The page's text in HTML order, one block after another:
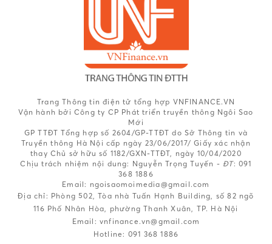
Trang Thông tin điện tử tổng hợp VNFINANCE.VN
Vận hành bởi Công ty CP Phát triển truyền thông Ngôi Sao
Mới
GP TTĐT Tổng hợp số 2604/GP-TTĐT do Sở Thông tin và
Truyền thông Hà Nội cấp ngày 23/06/2017/ Giấy xác nhận
thay Chủ sở hữu số 1182/GXN-TTĐT, ngày 10/04/2020
Chịu trách nhiệm nội dung: Nguyễn Trọng Tuyến - ĐT: 091
368 1886
Email: ngoisaomoimedia@gmail.com
Địa chỉ: Phòng 502, Tòa nhà Tuấn Hạnh Building, số 82 ngõ
116 Phố Nhân Hòa, phường Thanh Xuân, TP. Hà Nội
Email: vnfinance.vn@gmail.com
Hotline: 091 368 1886